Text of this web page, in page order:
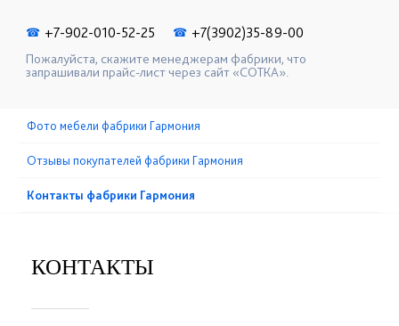
☎ +7-902-010-52-25 ☎ +7(3902)35-89-00
Пожалуйста, скажите менеджерам фабрики, что
запрашивали прайс-лист через сайт «СОТКА».
Фото мебели фабрики Гармония
Отзывы покупателей фабрики Гармония
Контакты фабрики Гармония
КОНТАКТЫ